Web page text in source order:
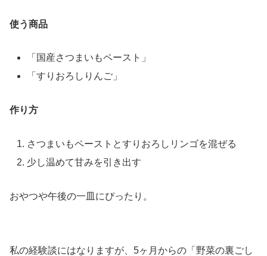
使う商品
「国産さつまいもペースト」
「すりおろしりんご」
作り方
さつまいもペーストとすりおろしリンゴを混ぜる
少し温めて甘みを引き出す
おやつや午後の一皿にぴったり。
私の経験談にはなりますが、5ヶ月からの「野菜の裏ごし